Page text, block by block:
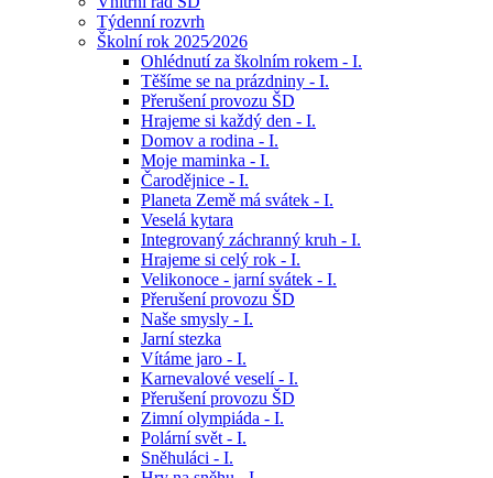
Týdenní rozvrh
Školní rok 2025⁄2026
Ohlédnutí za školním rokem - I.
Těšíme se na prázdniny - I.
Přerušení provozu ŠD
Hrajeme si každý den - I.
Domov a rodina - I.
Moje maminka - I.
Čarodějnice - I.
Planeta Země má svátek - I.
Veselá kytara
Integrovaný záchranný kruh - I.
Hrajeme si celý rok - I.
Velikonoce - jarní svátek - I.
Přerušení provozu ŠD
Naše smysly - I.
Jarní stezka
Vítáme jaro - I.
Karnevalové veselí - I.
Přerušení provozu ŠD
Zimní olympiáda - I.
Polární svět - I.
Sněhuláci - I.